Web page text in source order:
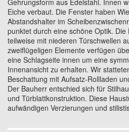
Eiche verbaut. Die Fenster haben
Abstandshalter im
punktet durch eine schöne Optik. Die
teilweise mit niederen Türschwellen
zweiflügeligen Elemente verfügen
eine Schlagseite innen um eine
Innenansicht zu erhalten. Wir
Beschattung mit Aufsatz-Rollladen
Der Bauherr entschied sich für
und Türblattkonstruktion. Diese
aufwändigen Verzierungen und